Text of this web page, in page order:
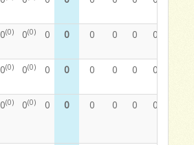
0(0) 0(0) 0 0 0 0 0 0
0(0) 0(0) 0 0 0 0 0 0
0(0) 0(0) 0 0 0 0 0 0